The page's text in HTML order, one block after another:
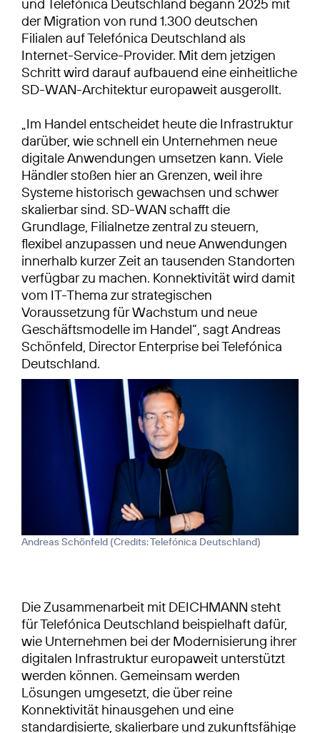
und Telefónica Deutschland begann 2025 mit
der Migration von rund 1.300 deutschen
Filialen auf Telefónica Deutschland als
Internet-Service-Provider. Mit dem jetzigen
Schritt wird darauf aufbauend eine einheitliche
SD-WAN-Architektur europaweit ausgerollt.
„Im Handel entscheidet heute die Infrastruktur
darüber, wie schnell ein Unternehmen neue
digitale Anwendungen umsetzen kann. Viele
Händler stoßen hier an Grenzen, weil ihre
Systeme historisch gewachsen und schwer
skalierbar sind. SD-WAN schafft die
Grundlage, Filialnetze zentral zu steuern,
flexibel anzupassen und neue Anwendungen
innerhalb kurzer Zeit an tausenden Standorten
verfügbar zu machen. Konnektivität wird damit
vom IT-Thema zur strategischen
Voraussetzung für Wachstum und neue
Geschäftsmodelle im Handel“, sagt Andreas
Schönfeld, Director Enterprise bei Telefónica
Deutschland.
Andreas Schönfeld (Credits: Telefónica Deutschland)
Die Zusammenarbeit mit DEICHMANN steht
für Telefónica Deutschland beispielhaft dafür,
wie Unternehmen bei der Modernisierung ihrer
digitalen Infrastruktur europaweit unterstützt
werden können. Gemeinsam werden
Lösungen umgesetzt, die über reine
Konnektivität hinausgehen und eine
standardisierte, skalierbare und zukunftsfähige